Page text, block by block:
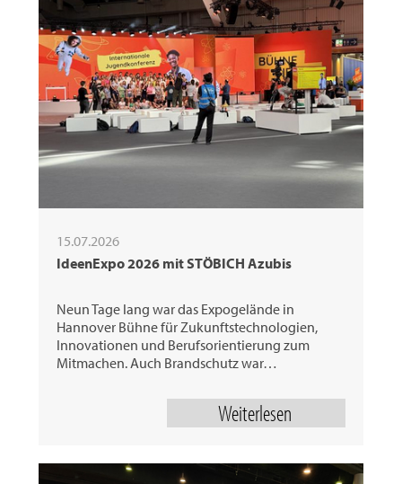
15.07.2026
IdeenExpo 2026 mit STÖBICH Azubis
Neun Tage lang war das Expogelände in
Hannover Bühne für Zukunftstechnologien,
Innovationen und Berufsorientierung zum
Mitmachen. Auch Brandschutz war…
Weiterlesen